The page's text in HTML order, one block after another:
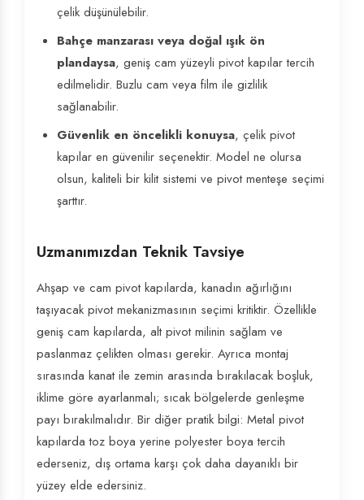
çelik düşünülebilir.
Bahçe manzarası veya doğal ışık ön
plandaysa, geniş cam yüzeyli pivot kapılar tercih
edilmelidir. Buzlu cam veya film ile gizlilik
sağlanabilir.
Güvenlik en öncelikli konuysa, çelik pivot
kapılar en güvenilir seçenektir. Model ne olursa
olsun, kaliteli bir kilit sistemi ve pivot menteşe seçimi
şarttır.
Uzmanımızdan Teknik Tavsiye
Ahşap ve cam pivot kapılarda, kanadın ağırlığını
taşıyacak pivot mekanizmasının seçimi kritiktir. Özellikle
geniş cam kapılarda, alt pivot milinin sağlam ve
paslanmaz çelikten olması gerekir. Ayrıca montaj
sırasında kanat ile zemin arasında bırakılacak boşluk,
iklime göre ayarlanmalı; sıcak bölgelerde genleşme
payı bırakılmalıdır. Bir diğer pratik bilgi: Metal pivot
kapılarda toz boya yerine polyester boya tercih
ederseniz, dış ortama karşı çok daha dayanıklı bir
yüzey elde edersiniz.